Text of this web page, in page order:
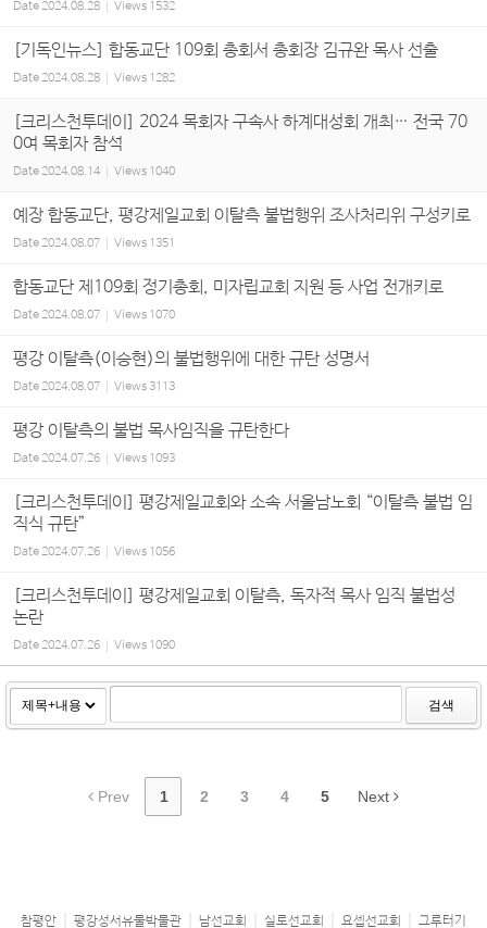
Date2024.08.28 Views 1532
[기독인뉴스] 합동교단 109회 총회서 총회장 김규완 목사 선출
Date2024.08.28 Views 1282
[크리스천투데이] 2024 목회자 구속사 하계대성회 개최… 전국 70
0여 목회자 참석
Date 2024.08.14 Views 1040
예장 합동교단, 평강제일교회 이탈측 불법행위 조사처리위 구성키로
Date2024.08.07 Views 1351
합동교단 제109회 정기총회, 미자립교회 지원 등 사업 전개키로
Date2024.08.07 Views 1070
평강 이탈측(이승현)의 불법행위에 대한 규탄 성명서
Date2024.08.07 Views3113
평강 이탈측의 불법 목사임직을 규탄한다
Date2024.07.26 Views 1093
[크리스천투데이] 평강제일교회와 소속 서울남노회 “이탈측 불법 임
직식 규탄”
Date2024.07.26 Views 1056
[크리스천투데이] 평강제일교회 이탈측, 독자적 목사 임직 불법성
논란
Date2024.07.26 Views 1090
검색
Prev 1 2 3 4 5 Next
참평안 평강성서유물박물관 남선교회 실로선교회 요셉선교회 그루터기